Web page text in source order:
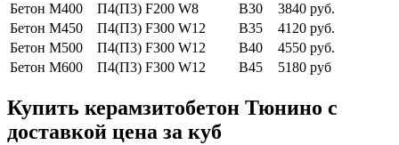
Бетон М400
П4(П3) F200 W8 В30
3840 руб.
Бетон М450
П4(П3) F300 W12 В35
4120 руб.
Бетон М500
П4(П3) F300 W12 В40
4550 руб.
Бетон М600
П4(П3) F300 W12 В45 5180 руб
Купить керамзитобетон Тюнино с
доставкой цена за куб